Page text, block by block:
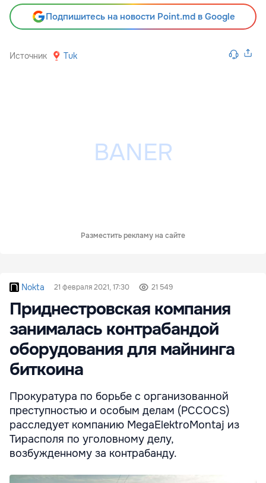
Подпишитесь на новости Point.md в Google
Источник Tuk
Разместить рекламу на сайте
Nokta 21 февраля 2021, 17:30 21 549
Приднестровская компания
занималась контрабандой
оборудования для майнинга
биткоина
Прокуратура по борьбе с организованной
преступностью и особым делам (PCCOCS)
расследует компанию MegaElektroMontaj из
Тирасполя по уголовному делу,
возбужденному за контрабанду.